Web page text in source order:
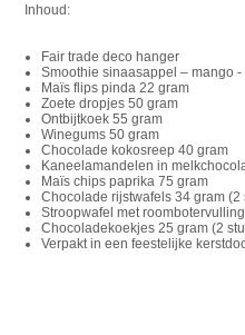
Inhoud:
Fair trade deco hanger
Smoothie sinaasappel – mango
Maïs flips pinda 22 gram
Zoete dropjes 50 gram
Ontbijtkoek 55 gram
Winegums 50 gram
Chocolade kokosreep 40 gram
Kaneelamandelen in
Maïs chips paprika 75 gram
Chocolade rijstwafels 34 gram (2
Stroopwafel met
Chocoladekoekjes 25 gram (2
Verpakt in een feestelijke